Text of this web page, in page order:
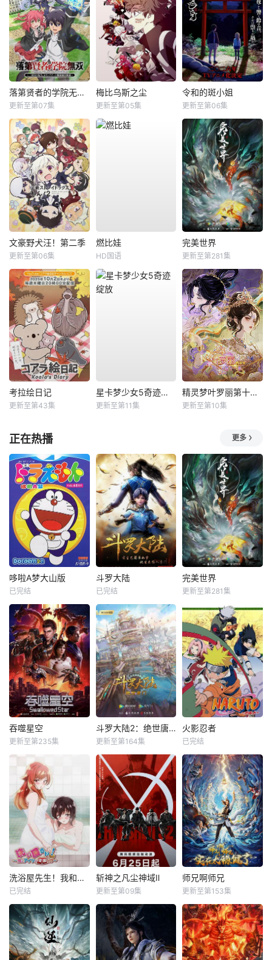
落第贤者的学院无双第二回转生，S等级作弊魔术师冒险记
更新至第07集
梅比乌斯之尘
更新至第05集
令和的斑小姐
更新至第06集
文豪野犬汪！第二季
更新至第06集
燃比娃
HD国语
完美世界
更新至第281集
考拉绘日记
更新至第43集
星卡梦少女5奇迹绽放
更新至第11集
精灵梦叶罗丽第十一季（下）
更新至第10集
正在热播 更多
哆啦A梦大山版
已完结
斗罗大陆
已完结
完美世界
更新至第281集
吞噬星空
更新至第235集
斗罗大陆2：绝世唐门
更新至第164集
火影忍者
已完结
洗浴屋先生！我和那家伙在女浴池！？
已完结
斩神之凡尘神域Ⅱ
更新至第09集
师兄啊师兄
更新至第153集